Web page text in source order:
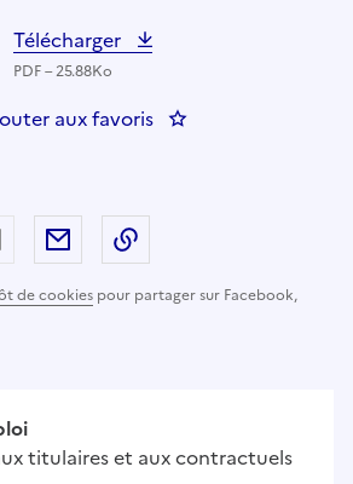
Télécharger
PDF – 25.88Ko
aux favoris : DTNUM 75 -
de cookies pour partager sur Facebook,
sur X (anciennement Twitter) -
Partager sur LinkedIn
Partager par email
titulaires et aux contractuels